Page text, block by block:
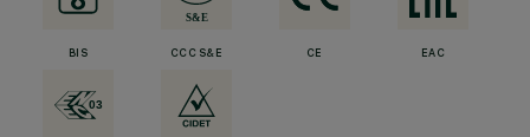
BIS CCC S&E CE EAC